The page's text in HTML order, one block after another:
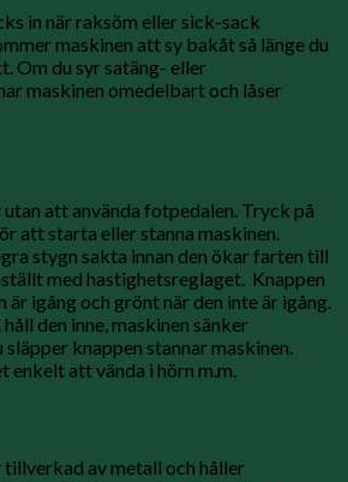
in när raksöm eller sick-sack
maskinen att sy bakåt så länge du
Om du syr satäng- eller
maskinen omedelbart och låser
utan att använda fotpedalen. Tryck på
att starta eller stanna maskinen.
stygn sakta innan den ökar farten till
med hastighetsreglaget. Knappen
är igång och grönt när den inte är igång.
den inne, maskinen sänker
knappen stannar maskinen.
enkelt att vända i hörn m.m.
av metall och håller